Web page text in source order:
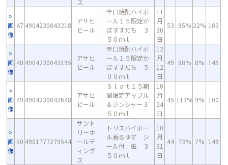
ス
画
像
47 4904230043218
アサヒ
ビール
辛口焼酎ハイボ
ール１５限定か
ぼすすだち ３
５０ｍｌ
11
月
30
日
53 95% 22% 103
画
像
48 4904230043195
アサヒ
ビール
辛口焼酎ハイボ
ール１５限定か
ぼすすだち ５
００ｍｌ
12
月
12
日
49 88% 8% 145
画
像
49 4904230042648
アサヒ
ビール
Ｓｌａｔ１５期
間限定アップル
＆ジンジャー３
５０ｍｌ
10
月
24
日
45 113% 9% 100
画
像
50 4901777279544
サント
リーホ
ールデ
ィング
ス
トリスハイボー
ル香るゆず シ
ール付 缶 ３
５０ｍｌ
10
月
31
日
44 73% 7% 149